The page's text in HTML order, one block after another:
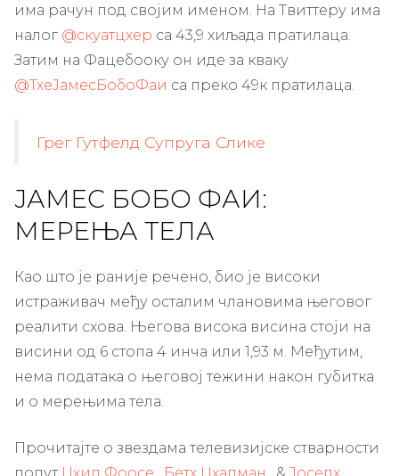
има рачун под својим именом. На Твиттеру има
налог @скуатцхер са 43,9 хиљада пратилаца.
Затим на Фацебооку он иде за кваку
@ТхеЈамесБобоФаи са преко 49к пратилаца.
Грег Гутфелд Супруга Слике
ЈАМЕС БОБО ФАИ:
МЕРЕЊА ТЕЛА
Као што је раније речено, био је високи
истраживач међу осталим члановима његовог
реалити схова. Његова висока висина стоји на
висини од 6 стопа 4 инча или 1,93 м. Међутим,
нема података о његовој тежини након губитка
и о мерењима тела.
Прочитајте о звездама телевизијске стварности
попут Цхип Фоосе Бетх Цхапман , & Јосепх